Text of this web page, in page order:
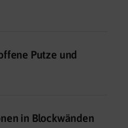
Putze und
in Blockwänden